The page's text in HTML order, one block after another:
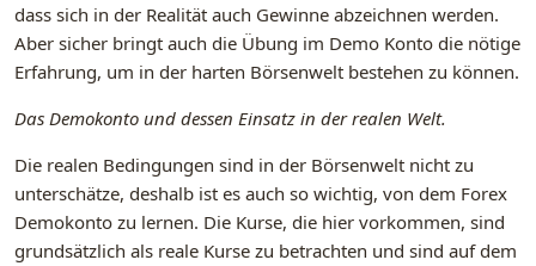
dass sich in der Realität auch Gewinne abzeichnen werden.
Aber sicher bringt auch die Übung im Demo Konto die nötige
Erfahrung, um in der harten Börsenwelt bestehen zu können.
Das Demokonto und dessen Einsatz in der realen Welt.
Die realen Bedingungen sind in der Börsenwelt nicht zu
unterschätze, deshalb ist es auch so wichtig, von dem Forex
Demokonto zu lernen. Die Kurse, die hier vorkommen, sind
grundsätzlich als reale Kurse zu betrachten und sind auf dem